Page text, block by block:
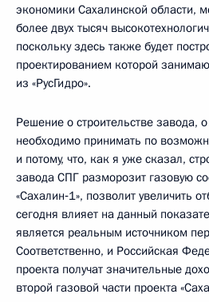
экономики Сахалинской области,
более двух тысяч
поскольку здесь также будет
проектированием которой
из «РусГидро».
Решение о строительстве завода,
необходимо принимать по
и потому, что, как я уже сказал,
завода СПГ разморозит газовую
«Сахалин‑1», позволит увеличить
сегодня влияет на данный
является реальным источником
Соответственно, и Российская
проекта получат значительные
второй газовой части проекта